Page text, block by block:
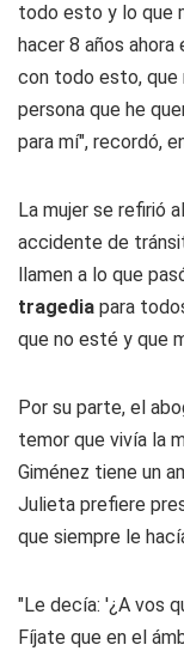
todo esto y lo que
hacer 8 años
con todo esto, que
persona que he
para mí", recordó,
La mujer se refirió
accidente de
llamen a lo que
tragedia para
que no esté y que
Por su parte, el
temor que vivía la
Giménez tiene un
Julieta prefiere
que siempre le
"Le decía: '¿A vos
Fíjate que en el